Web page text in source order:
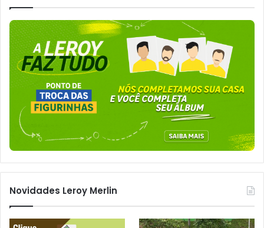
Novidades Leroy Merlin